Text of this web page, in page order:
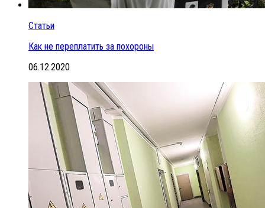
Статьи
Как не переплатить за похороны
06.12.2020